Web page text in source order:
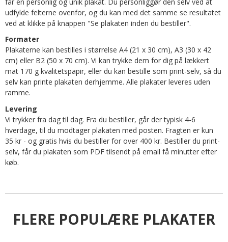
udfylde felterne ovenfor, og du kan med det samme se resultatet
ved at klikke på knappen "Se plakaten inden du bestiller".
Formater
Plakaterne kan bestilles i størrelse A4 (21 x 30 cm), A3 (30 x 42
cm) eller B2 (50 x 70 cm). Vi kan trykke dem for dig på lækkert
mat 170 g kvalitetspapir, eller du kan bestille som print-selv, så du
selv kan printe plakaten derhjemme. Alle plakater leveres uden
ramme.
Levering
Vi trykker fra dag til dag. Fra du bestiller, går der typisk 4-6
hverdage, til du modtager plakaten med posten. Fragten er kun
35 kr - og gratis hvis du bestiller for over 400 kr. Bestiller du print-
selv, får du plakaten som PDF tilsendt på email få minutter efter
køb.
FLERE POPULÆRE PLAKATER